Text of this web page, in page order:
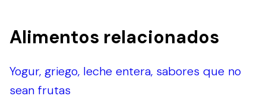
Alimentos relacionados
Yogur, griego, leche entera, sabores que no
sean frutas